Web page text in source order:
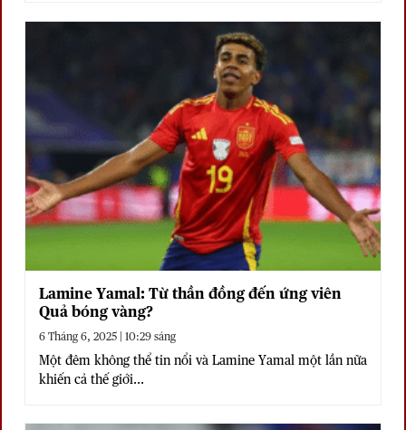
Lamine Yamal: Từ thần đồng đến ứng viên
Quả bóng vàng?
6 Tháng 6, 2025 | 10:29 sáng
Một đêm không thể tin nổi và Lamine Yamal một lần nữa
khiến cả thế giới...